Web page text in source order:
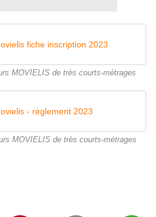
fiche inscription 2023
MOVIELIS de très courts-métrages
- règlement 2023
MOVIELIS de très courts-métrages